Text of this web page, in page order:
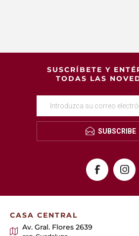
SUSCRÍBETE Y
TODAS LAS
SUBSCRIBE
CASA CENTRAL
Av. Gral. Flores 2639